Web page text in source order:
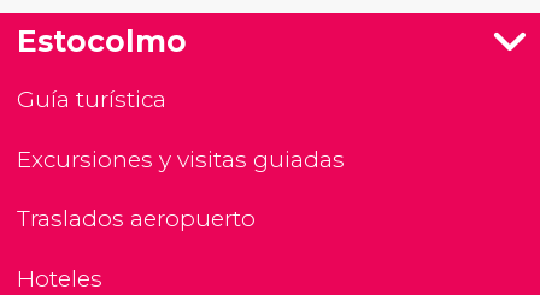
Estocolmo
Guía turística
Excursiones y visitas guiadas
Traslados aeropuerto
Hoteles